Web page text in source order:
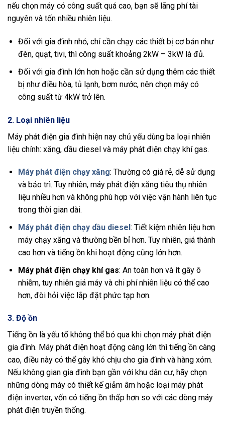
nếu chọn máy có công suất quá cao, bạn sẽ lãng phí tài
nguyên và tốn nhiều nhiên liệu.
Đối với gia đình nhỏ, chỉ cần chạy các thiết bị cơ bản như
đèn, quạt, tivi, thì công suất khoảng 2kW – 3kW là đủ.
Đối với gia đình lớn hơn hoặc cần sử dụng thêm các thiết
bị như điều hòa, tủ lạnh, bơm nước, nên chọn máy có
công suất từ 4kW trở lên.
2. Loại nhiên liệu
Máy phát điện gia đình hiện nay chủ yếu dùng ba loại nhiên
liệu chính: xăng, dầu diesel và máy phát điện chạy khí gas.
Máy phát điện chạy xăng: Thường có giá rẻ, dễ sử dụng
và bảo trì. Tuy nhiên, máy phát điện xăng tiêu thụ nhiên
liệu nhiều hơn và không phù hợp với việc vận hành liên tục
trong thời gian dài.
Máy phát điện chạy dầu diesel: Tiết kiệm nhiên liệu hơn
máy chạy xăng và thường bền bỉ hơn. Tuy nhiên, giá thành
cao hơn và tiếng ồn khi hoạt động cũng lớn hơn.
Máy phát điện chạy khí gas: An toàn hơn và ít gây ô
nhiễm, tuy nhiên giá máy và chi phí nhiên liệu có thể cao
hơn, đòi hỏi việc lắp đặt phức tạp hơn.
3. Độ ồn
Tiếng ồn là yếu tố không thể bỏ qua khi chọn máy phát điện
gia đình. Máy phát điện hoạt động càng lớn thì tiếng ồn càng
cao, điều này có thể gây khó chịu cho gia đình và hàng xóm.
Nếu không gian gia đình bạn gần với khu dân cư, hãy chọn
những dòng máy có thiết kế giảm âm hoặc loại máy phát
điện inverter, vốn có tiếng ồn thấp hơn so với các dòng máy
phát điện truyền thống.